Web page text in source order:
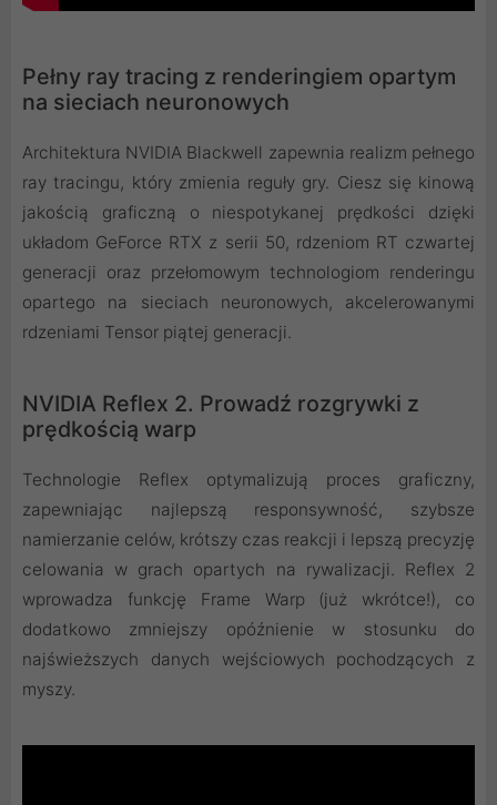
Pełny ray tracing z renderingiem opartym
na sieciach neuronowych
Architektura NVIDIA Blackwell zapewnia realizm pełnego
ray tracingu, który zmienia reguły gry. Ciesz się kinową
jakością graficzną o niespotykanej prędkości dzięki
układom GeForce RTX z serii 50, rdzeniom RT czwartej
generacji oraz przełomowym technologiom renderingu
opartego na sieciach neuronowych, akcelerowanymi
rdzeniami Tensor piątej generacji.
NVIDIA Reflex 2. Prowadź rozgrywki z
prędkością warp
Technologie Reflex optymalizują proces graficzny,
zapewniając najlepszą responsywność, szybsze
namierzanie celów, krótszy czas reakcji i lepszą precyzję
celowania w grach opartych na rywalizacji. Reflex 2
wprowadza funkcję Frame Warp (już wkrótce!), co
dodatkowo zmniejszy opóźnienie w stosunku do
najświeższych danych wejściowych pochodzących z
myszy.